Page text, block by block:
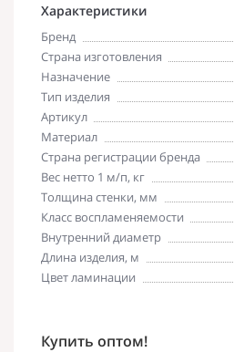
Характеристики
Бренд
Страна изготовления
Назначение
Тип изделия
Артикул
Материал
Страна регистрации бренда
Вес нетто 1 м/п, кг
Толщина стенки, мм
Класс воспламеняемости
Внутренний диаметр
Длина изделия, м
Цвет ламинации
Купить оптом!